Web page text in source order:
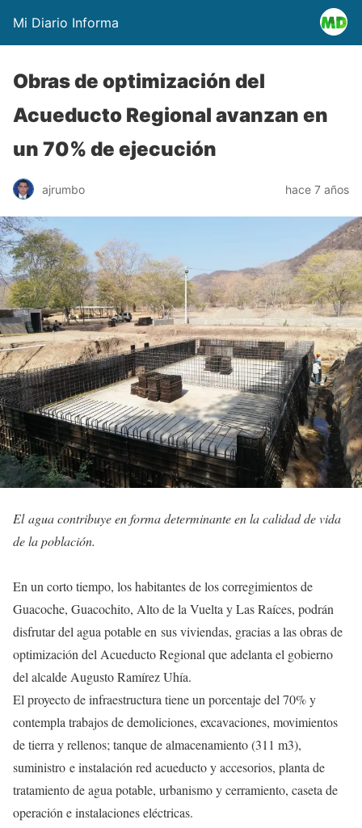
Mi Diario Informa
Obras de optimización del
Acueducto Regional avanzan en
un 70% de ejecución
ajrumbo hace 7 años
El agua contribuye en forma determinante en la calidad de vida
de la población.
En un corto tiempo, los habitantes de los corregimientos de
Guacoche, Guacochito, Alto de la Vuelta y Las Raíces, podrán
disfrutar del agua potable en sus viviendas, gracias a las obras de
optimización del Acueducto Regional que adelanta el gobierno
del alcalde Augusto Ramírez Uhía.
El proyecto de infraestructura tiene un porcentaje del 70% y
contempla trabajos de demoliciones, excavaciones, movimientos
de tierra y rellenos; tanque de almacenamiento (311 m3),
suministro e instalación red acueducto y accesorios, planta de
tratamiento de agua potable, urbanismo y cerramiento, caseta de
operación e instalaciones eléctricas.